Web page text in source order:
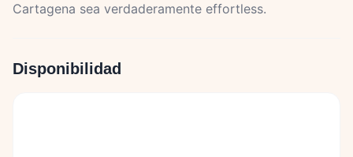
Cartagena sea verdaderamente effortless.
Disponibilidad